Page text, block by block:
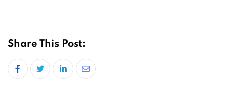
Share This Post:
LinkedInShare